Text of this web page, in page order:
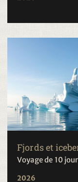
Fjords et
Voyage de 10
2026